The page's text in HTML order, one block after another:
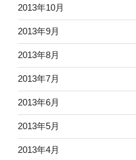
2013年10月
2013年9月
2013年8月
2013年7月
2013年6月
2013年5月
2013年4月